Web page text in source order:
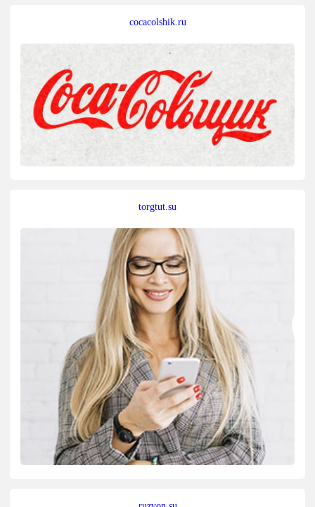
cocacolshik.ru
torgtut.su